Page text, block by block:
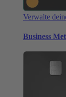
Verwalte
Business